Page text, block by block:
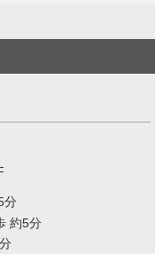
分
約5分